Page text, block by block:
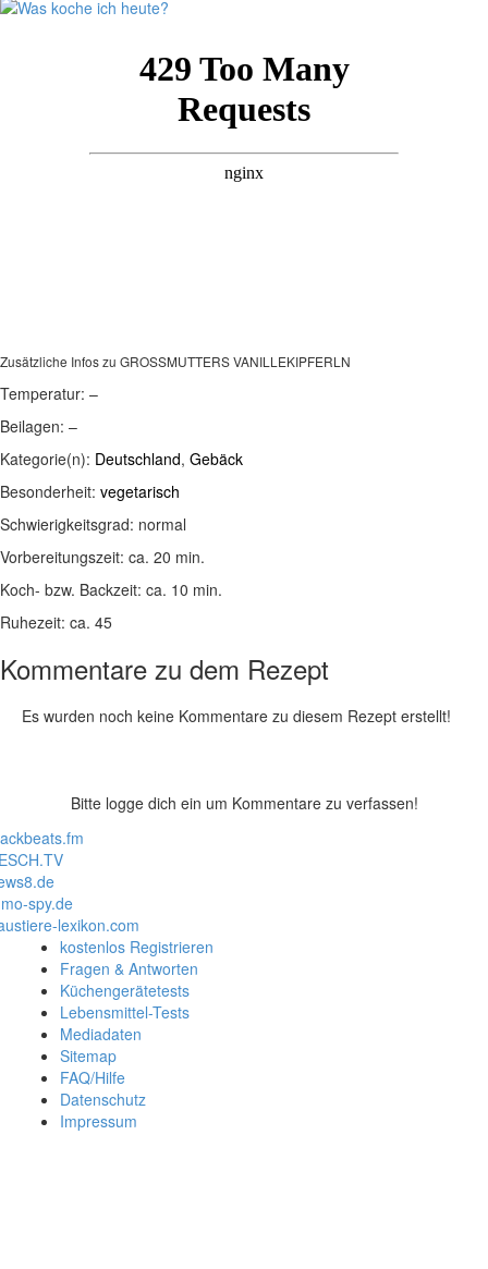
Zusätzliche Infos zu GROSSMUTTERS VANILLEKIPFERLN
Temperatur: –
Beilagen: –
Kategorie(n): Deutschland, Gebäck
Besonderheit: vegetarisch
Schwierigkeitsgrad: normal
Vorbereitungszeit: ca. 20 min.
Koch- bzw. Backzeit: ca. 10 min.
Ruhezeit: ca. 45
Kommentare zu dem Rezept
Es wurden noch keine Kommentare zu diesem Rezept erstellt!
Bitte logge dich ein um Kommentare zu verfassen!
spy.de
lexikon.com
kostenlos Registrieren
Fragen & Antworten
Küchengerätetests
Lebensmittel-Tests
Mediadaten
Sitemap
FAQ/Hilfe
Datenschutz
Impressum